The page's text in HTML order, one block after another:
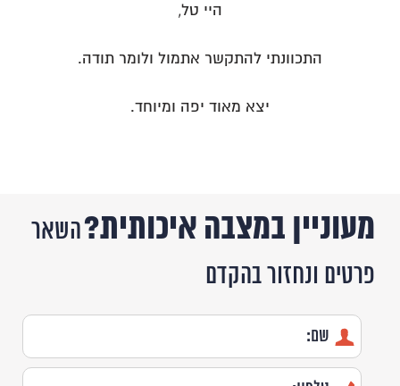
היי טל,
התכוונתי להתקשר אתמול ולומר תודה.
יצא מאוד יפה ומיוחד.
מעוניין במצבה איכותית?השאר
פרטים ונחזור בהקדם